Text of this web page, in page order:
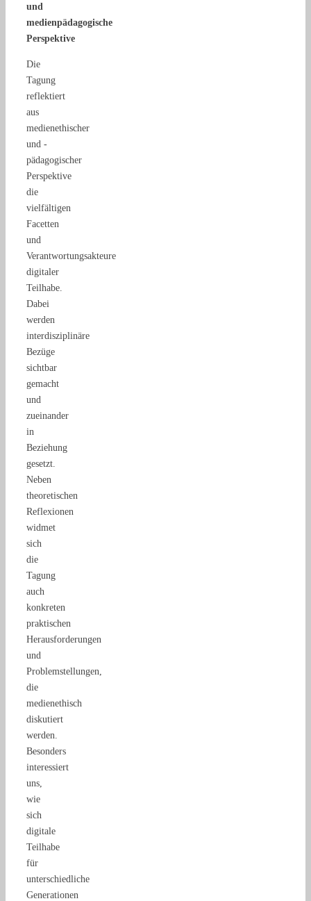
und
medienpädagogische
Perspektive
Die
Tagung
reflektiert
aus
medienethischer
und -
pädagogischer
Perspektive
die
vielfältigen
Facetten
und
Verantwortungsakteure
digitaler
Teilhabe.
Dabei
werden
interdisziplinäre
Bezüge
sichtbar
gemacht
und
zueinander
in
Beziehung
gesetzt.
Neben
theoretischen
Reflexionen
widmet
sich
die
Tagung
auch
konkreten
praktischen
Herausforderungen
und
Problemstellungen,
die
medienethisch
diskutiert
werden.
Besonders
interessiert
uns,
wie
sich
digitale
Teilhabe
für
unterschiedliche
Generationen